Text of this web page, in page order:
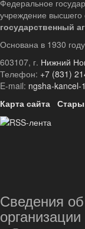
Федеральное
учреждение высшего
государственный
Основана в 1930
603107, г. Нижний
Телефон: +7 (831)
E-mail: ngsha-kancel-
Карта сайта
Сведения
организации